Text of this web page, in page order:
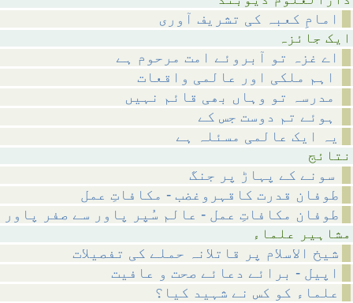
امامِ کعبہ کی تشریف آوری
اے غزہ تو آبروئے امت مرحوم ہے
یہ ایک عالمی مسئلہ ہے
طوفان قدرت کاقہروغضب - مکافاتِ عمل
طوفان مکافاتِ عمل - عالم سُپر پاور سے صفر پاور
شیخ الاسلام پر قاتلانہ حملے کی تفصیلات
اپیل - برائے دعائے صحت و عافیت
علماء کو کس نے شہید کیا؟